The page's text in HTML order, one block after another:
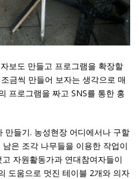
보도 만들고 프로그램을 확장할
금씩 만들어 보자는 생각으로 매
프로그램을 짜고 SNS를 통한 홍
만들기. 농성현장 어디에서나 구할
은 조각 나무들을 이용한 작업이
자원활동가과 연대참여자들이
도움으로 멋진 테이블 2개와 의자